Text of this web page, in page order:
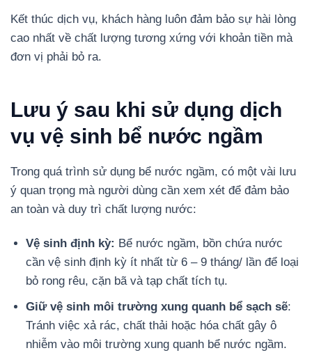
Kết thúc dịch vụ, khách hàng luôn đảm bảo sự hài lòng
cao nhất về chất lượng tương xứng với khoản tiền mà
đơn vị phải bỏ ra.
Lưu ý sau khi sử dụng dịch
vụ vệ sinh bể nước ngầm
Trong quá trình sử dụng bể nước ngầm, có một vài lưu
ý quan trọng mà người dùng cần xem xét để đảm bảo
an toàn và duy trì chất lượng nước:
Vệ sinh định kỳ: Bể nước ngầm, bồn chứa nước
cần vệ sinh định kỳ ít nhất từ 6 – 9 tháng/ lần để loại
bỏ rong rêu, cặn bã và tạp chất tích tụ.
Giữ vệ sinh môi trường xung quanh bể sạch sẽ:
Tránh việc xả rác, chất thải hoặc hóa chất gây ô
nhiễm vào môi trường xung quanh bể nước ngầm.